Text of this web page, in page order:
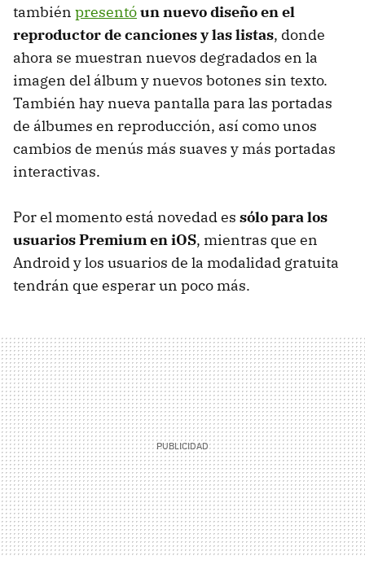
también presentóun nuevo diseño en el
reproductor de canciones y las listas, donde
ahora se muestran nuevos degradados en la
imagen del álbum y nuevos botones sin texto.
También hay nueva pantalla para las portadas
de álbumes en reproducción, así como unos
cambios de menús más suaves y más portadas
interactivas.
Por el momento está novedad es sólo para los
usuarios Premium en iOS, mientras que en
Android y los usuarios de la modalidad gratuita
tendrán que esperar un poco más.